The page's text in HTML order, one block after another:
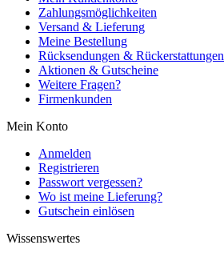
Zahlungsmöglichkeiten
Versand & Lieferung
Meine Bestellung
Rücksendungen & Rückerstattungen
Aktionen & Gutscheine
Weitere Fragen?
Firmenkunden
Mein Konto
Anmelden
Registrieren
Passwort vergessen?
Wo ist meine Lieferung?
Gutschein einlösen
Wissenswertes